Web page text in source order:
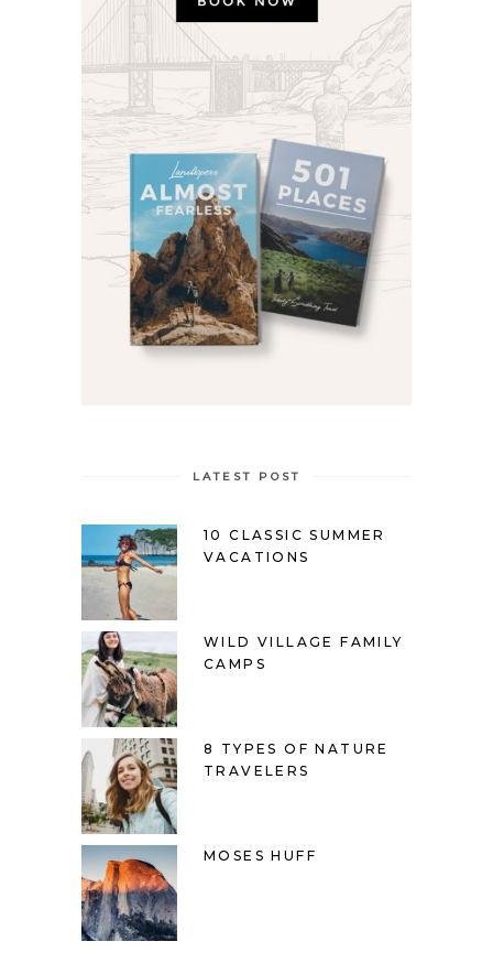
LATEST POST
10 CLASSIC SUMMER
VACATIONS
WILD VILLAGE FAMILY
CAMPS
8 TYPES OF NATURE
TRAVELERS
MOSES HUFF